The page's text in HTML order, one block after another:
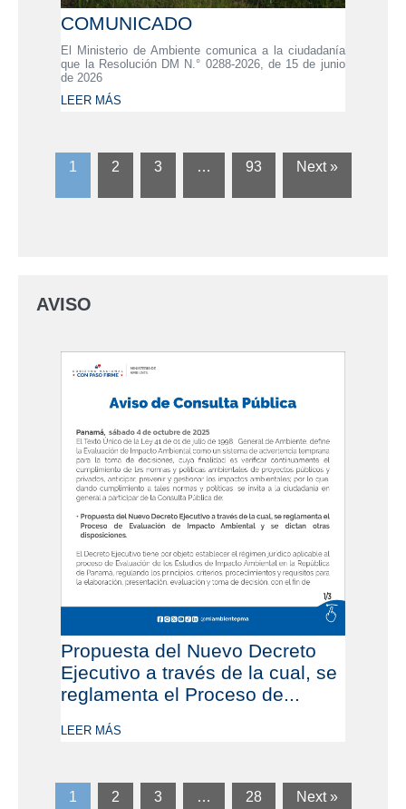
COMUNICADO
El Ministerio de Ambiente comunica a la ciudadanía
que la Resolución DM N.° 0288-2026, de 15 de junio
de 2026
LEER MÁS
1 2 3 … 93 Next »
AVISO
Propuesta del Nuevo Decreto
Ejecutivo a través de la cual, se
reglamenta el Proceso de...
LEER MÁS
1 2 3 … 28 Next »